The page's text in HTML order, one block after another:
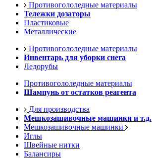
Противогололедные материалы
Тележки дозаторы
Пластиковые
Металлические
Противогололедные материалы
Инвентарь для уборки снега
Ледорубы
Противогололедные материалы
Шампунь от остатков реагента
Для производства
Мешкозашивочные машинки и т.д.
Мешкозашивочные машинки
Иглы
Швейные нитки
Балансиры